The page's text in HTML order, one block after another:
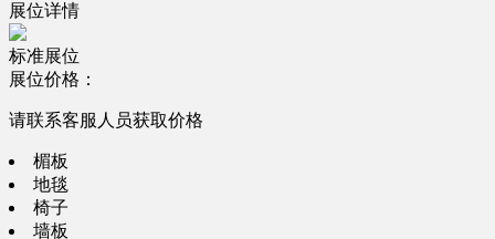
展位详情
标准展位
展位价格：
请联系客服人员获取价格
楣板
地毯
椅子
墙板